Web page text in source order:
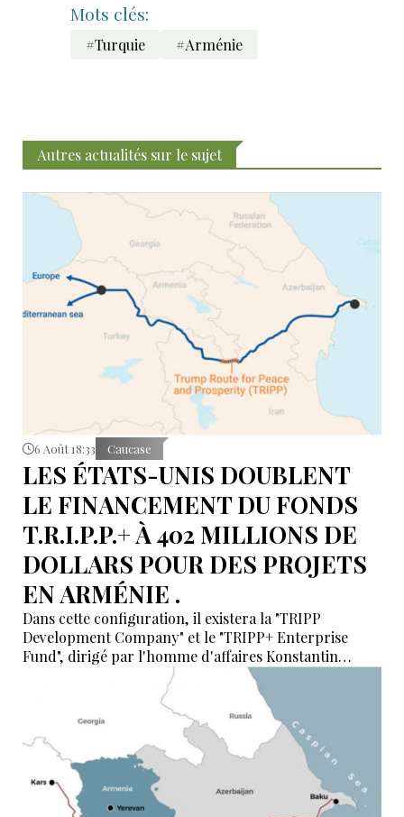
Mots clés:
#Turquie #Arménie
Autres actualités sur le sujet
6 Août 18:33 Caucase
LES ÉTATS-UNIS DOUBLENT
LE FINANCEMENT DU FONDS
T.R.I.P.P.+ À 402 MILLIONS DE
DOLLARS POUR DES PROJETS
EN ARMÉNIE .
Dans cette configuration, il existera la "TRIPP
Development Company" et le "TRIPP+ Enterprise
Fund", dirigé par l'homme d'affaires Konstantin